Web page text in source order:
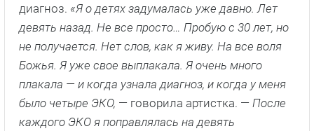
диагноз. «Я о детях задумалась уже давно. Лет
девять назад. Не все просто… Пробую с 30 лет, но
не получается. Нет слов, как я живу. На все воля
Божья. Я уже свое выплакала. Я очень много
плакала — и когда узнала диагноз, и когда у меня
было четыре ЭКО, — говорила артистка. — После
каждого ЭКО я поправлялась на девять